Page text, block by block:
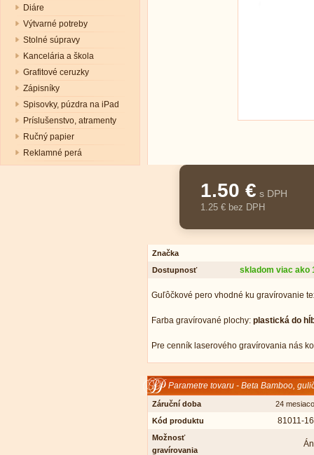
Diáre
Výtvarné potreby
Stolné súpravy
Kancelária a škola
Grafitové ceruzky
Zápisníky
Spisovky, púzdra na iPad
Príslušenstvo, atramenty
Ručný papier
Reklamné perá
1.50 € s DPH
1.25 € bez DPH
Značka
Dostupnosť
skladom viac ako
Guľôčkové pero vhodné ku gravírovanie
Farba gravírované plochy: plastická do
Pre cenník laserového gravírovania nás
Parametre tovaru - Beta Bamboo,
Záruční doba
24
Kód produktu
81011-
Možnosť
gravírovania